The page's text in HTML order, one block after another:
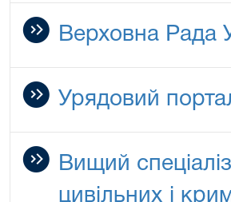
Верховна Рада
Урядовий
Вищий
цивільних і